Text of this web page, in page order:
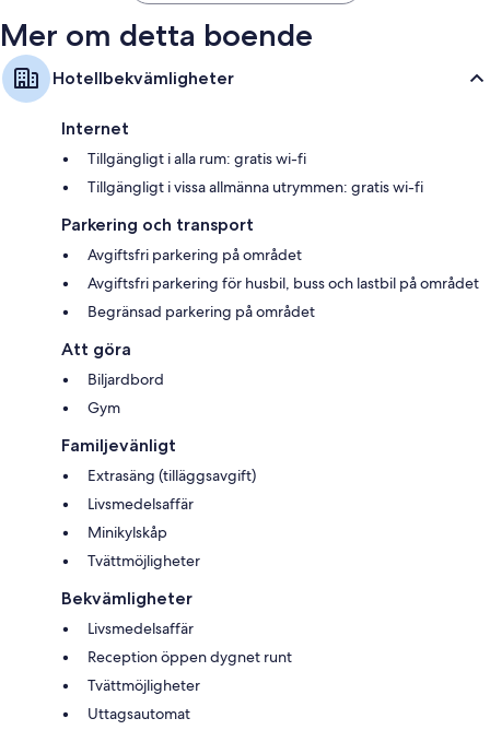
Mer om detta boende
Hotellbekvämligheter
Internet
Tillgängligt i alla rum: gratis wi-fi
Tillgängligt i vissa allmänna utrymmen: gratis wi-fi
Parkering och transport
Avgiftsfri parkering på området
Avgiftsfri parkering för husbil, buss och lastbil på området
Begränsad parkering på området
Att göra
Biljardbord
Gym
Familjevänligt
Extrasäng (tilläggsavgift)
Livsmedelsaffär
Minikylskåp
Tvättmöjligheter
Bekvämligheter
Livsmedelsaffär
Reception öppen dygnet runt
Tvättmöjligheter
Uttagsautomat